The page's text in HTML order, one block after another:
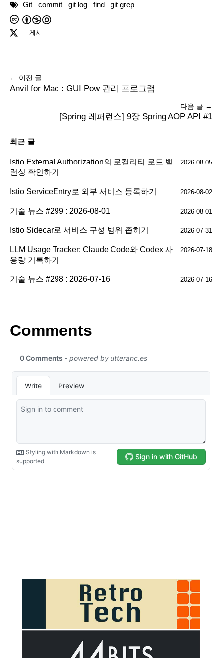
Git
commit git log find git grep
게시
← 이전 글
Anvil for Mac : GUI Pow 관리 프로그램
다음 글 →
[Spring 레퍼런스] 9장 Spring AOP API #1
최근 글
Istio External Authorization의 로컬리티 로드 밸
런싱 확인하기
2026-08-05
Istio ServiceEntry로 외부 서비스 등록하기 2026-08-02
기술 뉴스 #299 : 2026-08-01 2026-08-01
Istio Sidecar로 서비스 구성 범위 좁히기 2026-07-31
LLM Usage Tracker: Claude Code와 Codex 사
용량 기록하기
2026-07-18
기술 뉴스 #298 : 2026-07-16 2026-07-16
Comments